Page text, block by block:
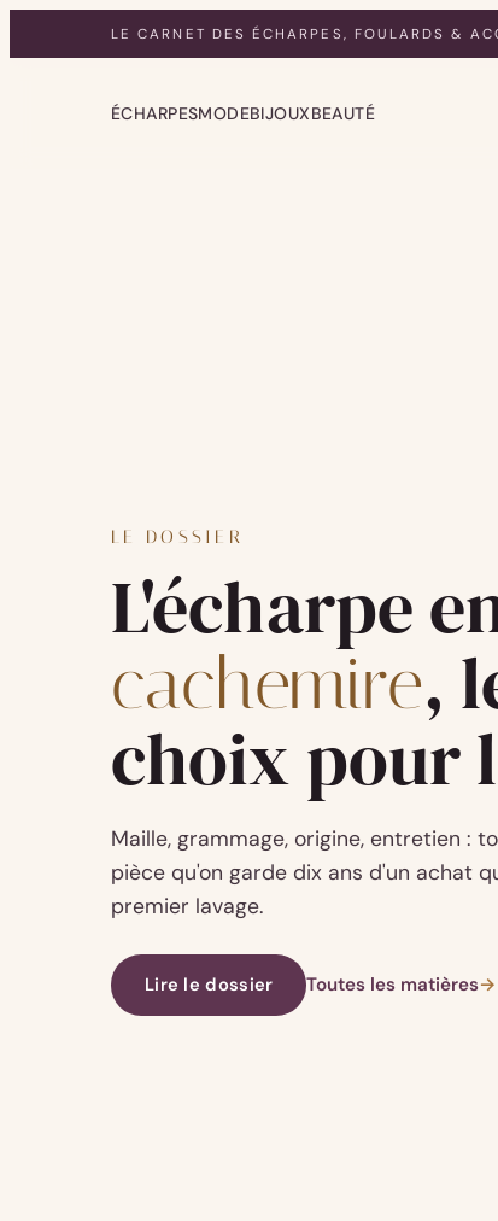
LE CARNET DES ÉCHARPES, FOULARDS &
ÉCHARPESMODEBIJOUXBEAUTÉ
LE DOSSIER
L'écharpe
cachemire,
choix pour
Maille, grammage, origine, entretien :
pièce qu'on garde dix ans d'un achat
premier lavage.
Lire le dossier Toutes les matières→